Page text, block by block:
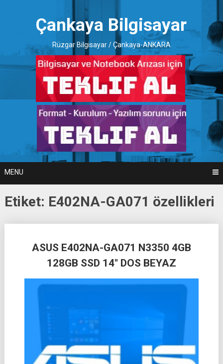
Çankaya Bilgisayar
Rüzgar Bilgisayar / Çankaya-ANKARA
MENU
Etiket: E402NA-GA071 özellikleri
ASUS E402NA-GA071 N3350 4GB
128GB SSD 14″ DOS BEYAZ
navigation